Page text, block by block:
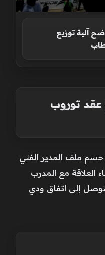
آلية توزيع
توروب
حسم ملف المدير الفني
العلاقة مع المدرب
إلى اتفاق ودي